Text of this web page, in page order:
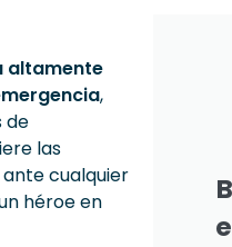
altamente
,
de
las
ante cualquier
héroe en